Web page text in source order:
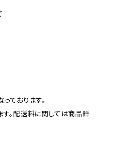
ております。
。配送料に関しては商品詳